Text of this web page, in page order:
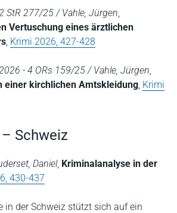
StR 277/25 / Vahle, Jürgen
Vertuschung eines ärztlichen
Krimi 2026, 427-428
- 4 ORs 159/25 / Vahle, Jürgen
einer kirchlichen Amtskleidung Krimi
Schweiz
Daniel, Kriminalanalyse in der
430-437
in der Schweiz stützt sich auf ein